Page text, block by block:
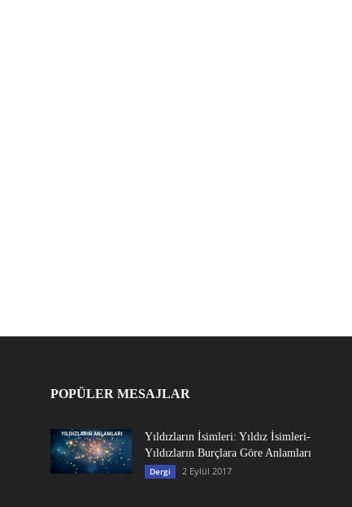
POPÜLER MESAJLAR
Yıldızların İsimleri: Yıldız İsimleri-
Yıldızların Burçlara Göre Anlamları
Dergi 2 Eylül 2017